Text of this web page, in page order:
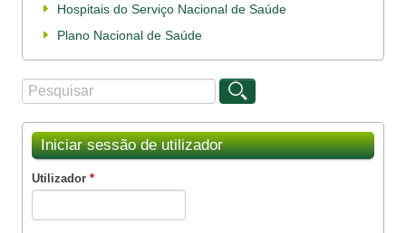
Hospitais do Serviço Nacional de Saúde
Plano Nacional de Saúde
Formulário de procura
Procurar
Iniciar sessão de utilizador
Utilizador *